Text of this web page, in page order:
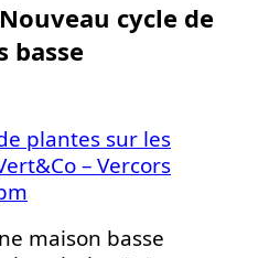
cycle de
basse
plantes sur les
– Vercors
maison basse